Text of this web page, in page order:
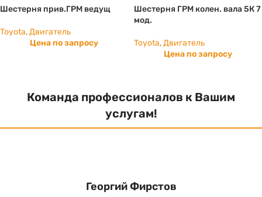
Шестерня прив.ГРМ ведущ
Toyota,Двигатель
Цена по запросу
Шестерня ГРМ колен. вала 5К 7
мод.
Toyota,Двигатель
Цена по запросу
Команда профессионалов к Вашим
услугам!
Георгий Фирстов